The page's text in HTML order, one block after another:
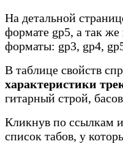
На детальной
формате gp5, а так же
форматы: gp3, gp4,
В таблице свойств
характеристики
гитарный строй,
Кликнув по ссылкам
список табов, у